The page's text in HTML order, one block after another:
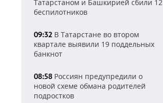
Татарстаном и Башкирией сбили 12
беспилотников
09:32 В Татарстане во втором
квартале выявили 19 поддельных
банкнот
08:58 Россиян предупредили о
новой схеме обмана родителей
подростков